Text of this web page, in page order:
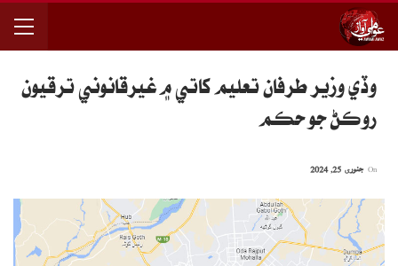
وڏي وزير طرفان تعليم کاتي ۾ غيرقانوني ترقيون
روڪڻ جو حڪم